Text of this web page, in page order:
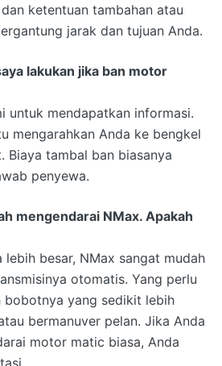
ketentuan tambahan atau
jarak dan tujuan Anda.
lakukan jika ban motor
untuk mendapatkan informasi.
mengarahkan Anda ke bengkel
Biaya tambal ban biasanya
penyewa.
mengendarai NMax. Apakah
lebih besar, NMax sangat mudah
otomatis. Yang perlu
bobotnya yang sedikit lebih
bermanuver pelan. Jika Anda
motor matic biasa, Anda